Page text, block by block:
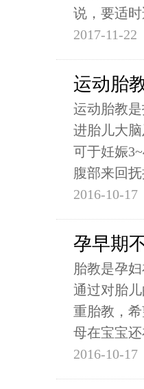
说，要适
2017-11-22
运动胎
运动胎教
进胎儿大
可于妊娠
腹部来回
2016-10-17
孕早期
胎教是孕
通过对胎
重胎教，
母在宝宝
2016-10-17